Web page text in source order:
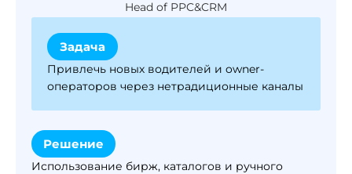
Head of PPC&CRM
Задача
Привлечь новых водителей и owner-
операторов через нетрадиционные каналы
Решение
Использование бирж, каталогов и ручного